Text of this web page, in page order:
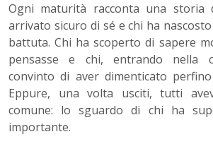
Ogni maturità racconta una storia
arrivato sicuro di sé e chi ha
battuta. Chi ha scoperto di sapere
pensasse e chi, entrando nella
convinto di aver dimenticato
Eppure, una volta usciti, tutti
comune: lo sguardo di chi ha
importante.